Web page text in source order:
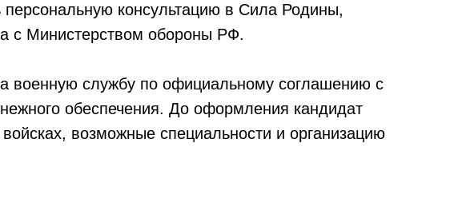
консультацию в Сила Родины,
с Министерством обороны РФ.
военную службу по официальному соглашению с
обеспечения. До оформления кандидат
возможные специальности и организацию